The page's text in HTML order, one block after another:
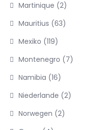
Martinique (2)
Mauritius (63)
Mexiko (119)
Montenegro (7)
Namibia (16)
Niederlande (2)
Norwegen (2)